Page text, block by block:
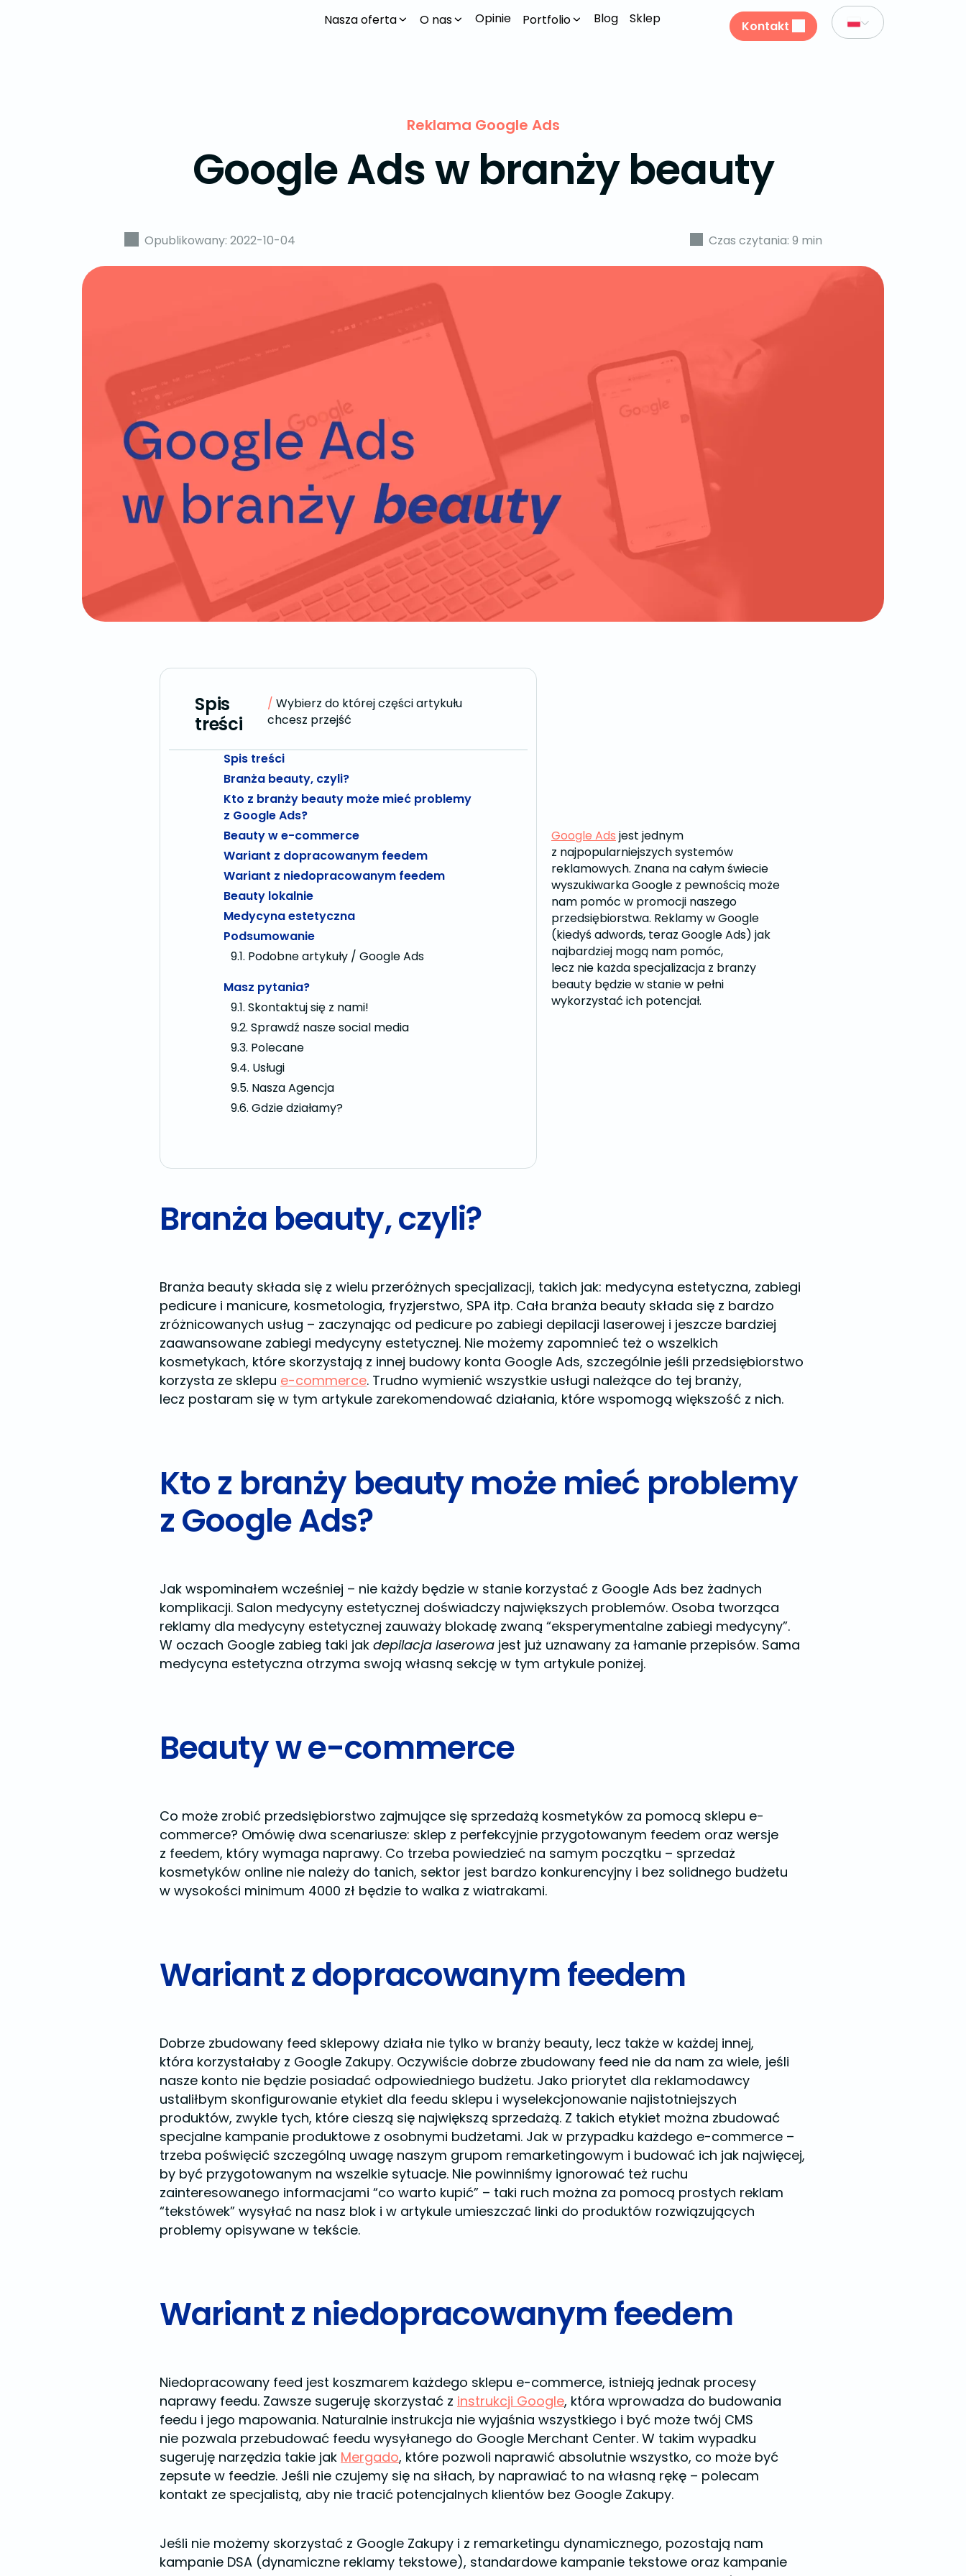
Nasza oferta O nas Opinie Portfolio Blog Sklep Kontakt
Reklama Google Ads
Google Ads w branży beauty
Opublikowany: 2022-10-04 Czas czytania: 9 min
Spis
treści
Wybierz do której części artykułu
chcesz przejść
Spis treści
Branża beauty, czyli?
Kto z branży beauty może mieć problemy
z Google Ads?
Beauty w e-commerce
Wariant z dopracowanym feedem
Wariant z niedopracowanym feedem
Beauty lokalnie
Medycyna estetyczna
Podsumowanie
Podobne artykuły / Google Ads
Masz pytania?
Skontaktuj się z nami!
Sprawdź nasze social media
Polecane
Usługi
Nasza Agencja
Gdzie działamy?
Google Ads jest jednym
z najpopularniejszych systemów
reklamowych. Znana na całym świecie
wyszukiwarka Google z pewnością może
nam pomóc w promocji naszego
przedsiębiorstwa. Reklamy w Google
(kiedyś adwords, teraz Google Ads) jak
najbardziej mogą nam pomóc,
lecz nie każda specjalizacja z branży
beauty będzie w stanie w pełni
wykorzystać ich potencjał.
Branża beauty, czyli?
Branża beauty składa się z wielu przeróżnych specjalizacji, takich jak: medycyna estetyczna, zabiegi
pedicure i manicure, kosmetologia, fryzjerstwo, SPA itp. Cała branża beauty składa się z bardzo
zróżnicowanych usług – zaczynając od pedicure po zabiegi depilacji laserowej i jeszcze bardziej
zaawansowane zabiegi medycyny estetycznej. Nie możemy zapomnieć też o wszelkich
kosmetykach, które skorzystają z innej budowy konta Google Ads, szczególnie jeśli przedsiębiorstwo
korzysta ze sklepu e-commerce. Trudno wymienić wszystkie usługi należące do tej branży,
lecz postaram się w tym artykule zarekomendować działania, które wspomogą większość z nich.
Kto z branży beauty może mieć problemy
z Google Ads?
Jak wspominałem wcześniej – nie każdy będzie w stanie korzystać z Google Ads bez żadnych
komplikacji. Salon medycyny estetycznej doświadczy największych problemów. Osoba tworząca
reklamy dla medycyny estetycznej zauważy blokadę zwaną “eksperymentalne zabiegi medycyny”.
W oczach Google zabieg taki jak depilacja laserowa jest już uznawany za łamanie przepisów. Sama
medycyna estetyczna otrzyma swoją własną sekcję w tym artykule poniżej.
Beauty w e-commerce
Co może zrobić przedsiębiorstwo zajmujące się sprzedażą kosmetyków za pomocą sklepu e-
commerce? Omówię dwa scenariusze: sklep z perfekcyjnie przygotowanym feedem oraz wersje
z feedem, który wymaga naprawy. Co trzeba powiedzieć na samym początku – sprzedaż
kosmetyków online nie należy do tanich, sektor jest bardzo konkurencyjny i bez solidnego budżetu
w wysokości minimum 4000 zł będzie to walka z wiatrakami.
Wariant z dopracowanym feedem
Dobrze zbudowany feed sklepowy działa nie tylko w branży beauty, lecz także w każdej innej,
która korzystałaby z Google Zakupy. Oczywiście dobrze zbudowany feed nie da nam za wiele, jeśli
nasze konto nie będzie posiadać odpowiedniego budżetu. Jako priorytet dla reklamodawcy
ustaliłbym skonfigurowanie etykiet dla feedu sklepu i wyselekcjonowanie najistotniejszych
produktów, zwykle tych, które cieszą się największą sprzedażą. Z takich etykiet można zbudować
specjalne kampanie produktowe z osobnymi budżetami. Jak w przypadku każdego e-commerce –
trzeba poświęcić szczególną uwagę naszym grupom remarketingowym i budować ich jak najwięcej,
by być przygotowanym na wszelkie sytuacje. Nie powinniśmy ignorować też ruchu
zainteresowanego informacjami “co warto kupić” – taki ruch można za pomocą prostych reklam
“tekstówek” wysyłać na nasz blok i w artykule umieszczać linki do produktów rozwiązujących
problemy opisywane w tekście.
Wariant z niedopracowanym feedem
Niedopracowany feed jest koszmarem każdego sklepu e-commerce, istnieją jednak procesy
naprawy feedu. Zawsze sugeruję skorzystać z instrukcji Google, która wprowadza do budowania
feedu i jego mapowania. Naturalnie instrukcja nie wyjaśnia wszystkiego i być może twój CMS
nie pozwala przebudować feedu wysyłanego do Google Merchant Center. W takim wypadku
sugeruję narzędzia takie jak Mergado, które pozwoli naprawić absolutnie wszystko, co może być
zepsute w feedzie. Jeśli nie czujemy się na siłach, by naprawiać to na własną rękę – polecam
kontakt ze specjalistą, aby nie tracić potencjalnych klientów bez Google Zakupy.
Jeśli nie możemy skorzystać z Google Zakupy i z remarketingu dynamicznego, pozostają nam
kampanie DSA (dynamiczne reklamy tekstowe), standardowe kampanie tekstowe oraz kampanie